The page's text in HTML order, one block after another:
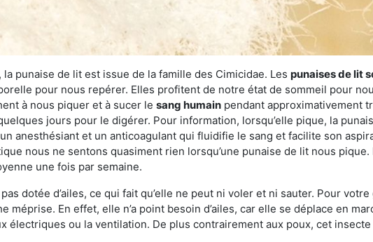
punaise de lit est issue de la famille des Cimicidae. Les punaises de lit
pour nous repérer. Elles profitent de notre état de sommeil pour
à nous piquer et à sucer le sang humain pendant approximativement
jours pour le digérer. Pour information, lorsqu’elle pique, la
anesthésiant et un anticoagulant qui fluidifie le sang et facilite son
nous ne sentons quasiment rien lorsqu’une punaise de lit nous
une fois par semaine.
dotée d’ailes, ce qui fait qu’elle ne peut ni voler et ni sauter. Pour
En effet, elle n’a point besoin d’ailes, car elle se déplace en
électriques ou la ventilation. De plus contrairement aux poux, cet